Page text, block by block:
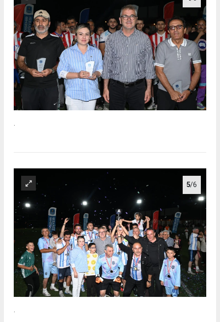
.
5/6
.